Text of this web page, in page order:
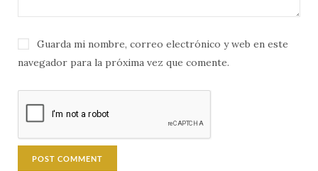
Guarda mi nombre, correo electrónico y web en este
navegador para la próxima vez que comente.